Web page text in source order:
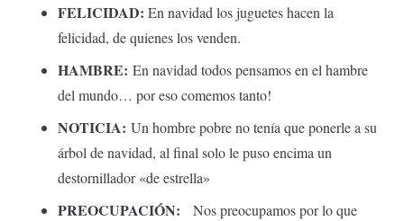
FELICIDAD: En navidad los juguetes hacen la
felicidad, de quienes los venden.
HAMBRE: En navidad todos pensamos en el hambre
del mundo… por eso comemos tanto!
NOTICIA: Un hombre pobre no tenía que ponerle a su
árbol de navidad, al final solo le puso encima un
destornillador «de estrella»
PREOCUPACIÓN: Nos preocupamos por lo que